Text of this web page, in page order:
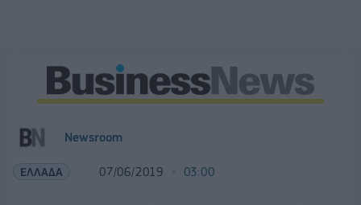
Newsroom
ΕΛΛΑΔΑ 07/06/2019 03:00